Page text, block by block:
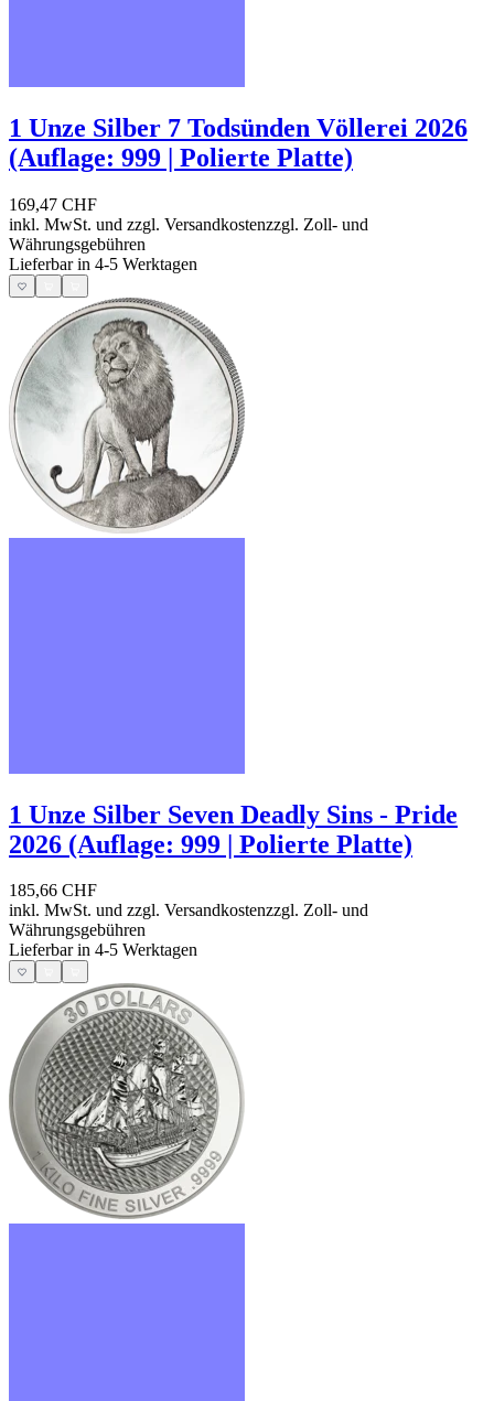
1 Unze Silber 7 Todsünden Völlerei 2026
(Auflage: 999 | Polierte Platte)
169,47 CHF
inkl. MwSt. und zzgl. Versandkostenzzgl. Zoll- und
Währungsgebühren
Lieferbar in 4-5 Werktagen
1 Unze Silber Seven Deadly Sins - Pride
2026 (Auflage: 999 | Polierte Platte)
185,66 CHF
inkl. MwSt. und zzgl. Versandkostenzzgl. Zoll- und
Währungsgebühren
Lieferbar in 4-5 Werktagen